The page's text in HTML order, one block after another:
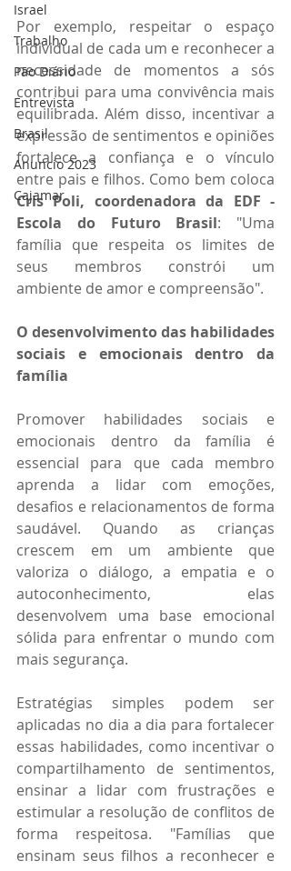
Israel
Trabalho
Pão Diário
Entrevista
Brasil
Anuncio 2023
Cajamar
Por exemplo, respeitar o espaço
individual de cada um e reconhecer a
necessidade de momentos a sós
contribui para uma convivência mais
equilibrada. Além disso, incentivar a
expressão de sentimentos e opiniões
fortalece a confiança e o vínculo
Cris Poli, coordenadora da EDF -
Escola do Futuro Brasil: "Uma
família que respeita os limites de
seus membros constrói um
ambiente de amor e compreensão".
O desenvolvimento das habilidades
sociais e emocionais dentro da
família
Promover habilidades sociais e
emocionais dentro da família é
essencial para que cada membro
aprenda a lidar com emoções,
desafios e relacionamentos de forma
saudável. Quando as crianças
crescem em um ambiente que
valoriza o diálogo, a empatia e o
autoconhecimento, elas
desenvolvem uma base emocional
sólida para enfrentar o mundo com
mais segurança.
Estratégias simples podem ser
aplicadas no dia a dia para fortalecer
essas habilidades, como incentivar o
compartilhamento de sentimentos,
ensinar a lidar com frustrações e
estimular a resolução de conflitos de
forma respeitosa. "Famílias que
ensinam seus filhos a reconhecer e